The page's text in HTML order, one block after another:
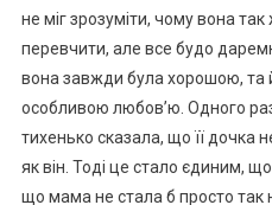
не міг зрозуміти, чому вона
перевчити, але все будо
вона завжди була хорошою, та
особливою любов’ю. Одного
тихенько сказала, що її дочка
як він. Тоді це стало єдиним,
що мама не стала б просто так